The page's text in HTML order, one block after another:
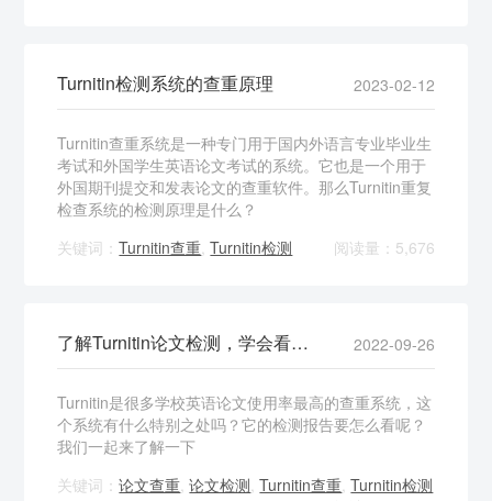
Turnitin检测系统的查重原理 2023-02-12
Turnitin查重系统是一种专门用于国内外语言专业毕业生
考试和外国学生英语论文考试的系统。它也是一个用于
外国期刊提交和发表论文的查重软件。那么Turnitin重复
检查系统的检测原理是什么？
关键词：Turnitin查重,Turnitin检测 阅读量：5,676
了解Turnitin论文检测，学会看检测报告 2022-09-26
Turnitin是很多学校英语论文使用率最高的查重系统，这
个系统有什么特别之处吗？它的检测报告要怎么看呢？
我们一起来了解一下
关键词：论文查重,论文检测,Turnitin查重,Turnitin检测